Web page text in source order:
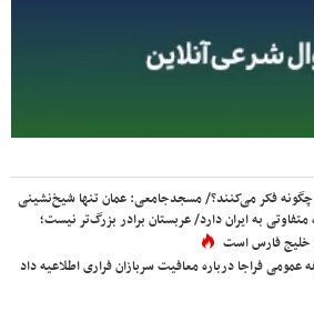
فکر می‌کنند؟/ مسجدجامعی: عمان تنها شیخ‌نشینی
به ایران دارد/ عربستان برادر بزرگ‌تر نیست؛
فارس است
عمومی فراجا درباره معافیت سربازان فراری اطلاعیه داد